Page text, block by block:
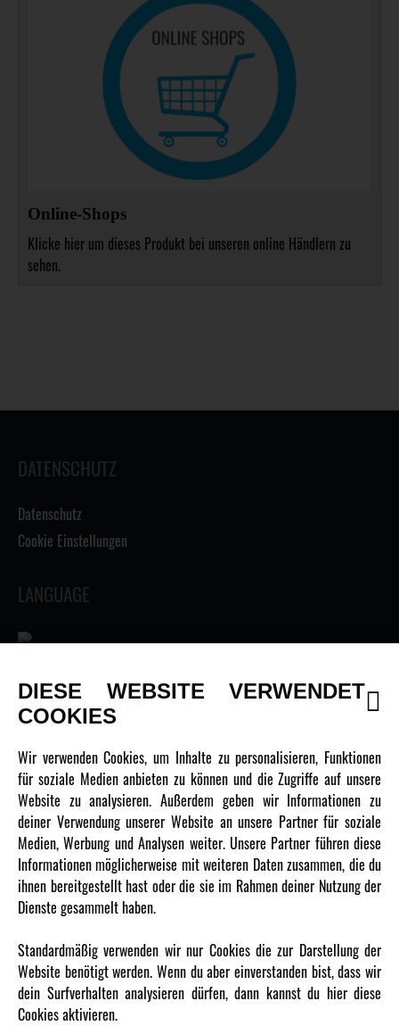
Online-Shops
Klicke hier um dieses Produkt bei unseren online Händlern zu
sehen.
DATENSCHUTZ
Datenschutz
Cookie Einstellungen
LANGUAGE
INFORMATIONEN
Newsletter
Über uns
Karriere
Amewi Kataloge
MEHR VON AMEWI
Amewi Construction - Nutzfahrzeuge
Malinos - Die kreative Seite von Amewi
Werden Sie Amewi Händler
DIESE WEBSITE VERWENDET
COOKIES
Wir verwenden Cookies, um Inhalte zu personalisieren, Funktionen
für soziale Medien anbieten zu können und die Zugriffe auf unsere
Website zu analysieren. Außerdem geben wir Informationen zu
deiner Verwendung unserer Website an unsere Partner für soziale
Medien, Werbung und Analysen weiter. Unsere Partner führen diese
Informationen möglicherweise mit weiteren Daten zusammen, die du
ihnen bereitgestellt hast oder die sie im Rahmen deiner Nutzung der
Dienste gesammelt haben.
Standardmäßig verwenden wir nur Cookies die zur Darstellung der
Website benötigt werden. Wenn du aber einverstanden bist, dass wir
dein Surfverhalten analysieren dürfen, dann kannst du hier diese
Cookies aktivieren.